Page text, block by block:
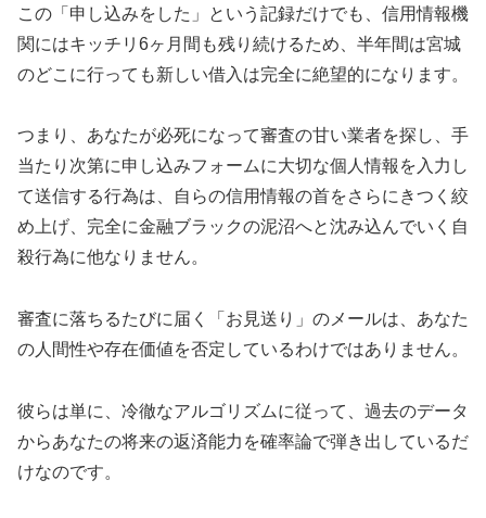
この「申し込みをした」という記録だけでも、信用情報機
関にはキッチリ6ヶ月間も残り続けるため、半年間は宮城
のどこに行っても新しい借入は完全に絶望的になります。
つまり、あなたが必死になって審査の甘い業者を探し、手
当たり次第に申し込みフォームに大切な個人情報を入力し
て送信する行為は、自らの信用情報の首をさらにきつく絞
め上げ、完全に金融ブラックの泥沼へと沈み込んでいく自
殺行為に他なりません。
審査に落ちるたびに届く「お見送り」のメールは、あなた
の人間性や存在価値を否定しているわけではありません。
彼らは単に、冷徹なアルゴリズムに従って、過去のデータ
からあなたの将来の返済能力を確率論で弾き出しているだ
けなのです。